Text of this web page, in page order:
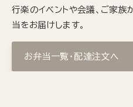
行楽のイベントや会議、ご家
当をお届けします。
お弁当一覧・配達注文へ